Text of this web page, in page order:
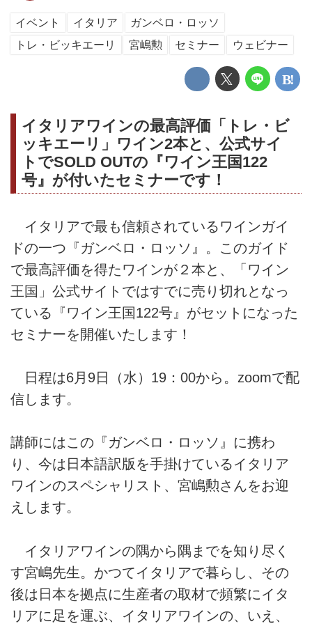
イベント イタリア
ガンベロ・ロッソ
トレ・ビッキエーリ
宮嶋勲 セミナー ウェビナー
イタリアワインの最高評価「トレ・ビ
ッキエーリ」ワイン2本と、公式サイ
トでSOLD OUTの『ワイン王国122
号』が付いたセミナーです！
イタリアで最も信頼されているワインガイ
ドの一つ『ガンベロ・ロッソ』。このガイド
で最高評価を得たワインが２本と、「ワイン
王国」公式サイトではすでに売り切れとなっ
ている『ワイン王国122号』がセットになった
セミナーを開催いたします！
日程は6月9日（水）19：00から。zoomで配
信します。
講師にはこの『ガンベロ・ロッソ』に携わ
り、今は日本語訳版を手掛けているイタリア
ワインのスペシャリスト、宮嶋勲さんをお迎
えします。
イタリアワインの隅から隅までを知り尽く
す宮嶋先生。かつてイタリアで暮らし、その
後は日本を拠点に生産者の取材で頻繁にイタ
リアに足を運ぶ、イタリアワインの、いえ、